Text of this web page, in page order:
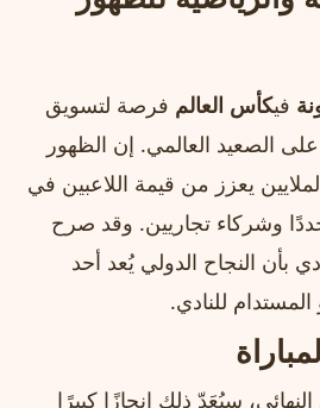
فيكأس العالم فرصة لتسويق
على الصعيد العالمي. إن الظهور
يعزز من قيمة اللاعبين في
وشركاء تجاريين. وقد صرح
بأن النجاح الدولي يُعد أحد
المستدام للنادي.
سيُعَدّ ذلك إنجازًا كبيرًا